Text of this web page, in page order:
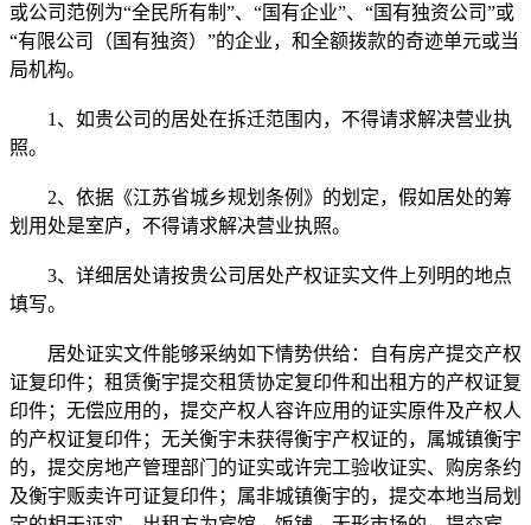
或公司范例为“全民所有制”、“国有企业”、“国有独资公司”或
“有限公司（国有独资）”的企业，和全额拨款的奇迹单元或当
局机构。
1、如贵公司的居处在拆迁范围内，不得请求解决营业执
照。
2、依据《江苏省城乡规划条例》的划定，假如居处的筹
划用处是室庐，不得请求解决营业执照。
3、详细居处请按贵公司居处产权证实文件上列明的地点
填写。
居处证实文件能够采纳如下情势供给：自有房产提交产权
证复印件；租赁衡宇提交租赁协定复印件和出租方的产权证复
印件；无偿应用的，提交产权人容许应用的证实原件及产权人
的产权证复印件；无关衡宇未获得衡宇产权证的，属城镇衡宇
的，提交房地产管理部门的证实或许完工验收证实、购房条约
及衡宇贩卖许可证复印件；属非城镇衡宇的，提交本地当局划